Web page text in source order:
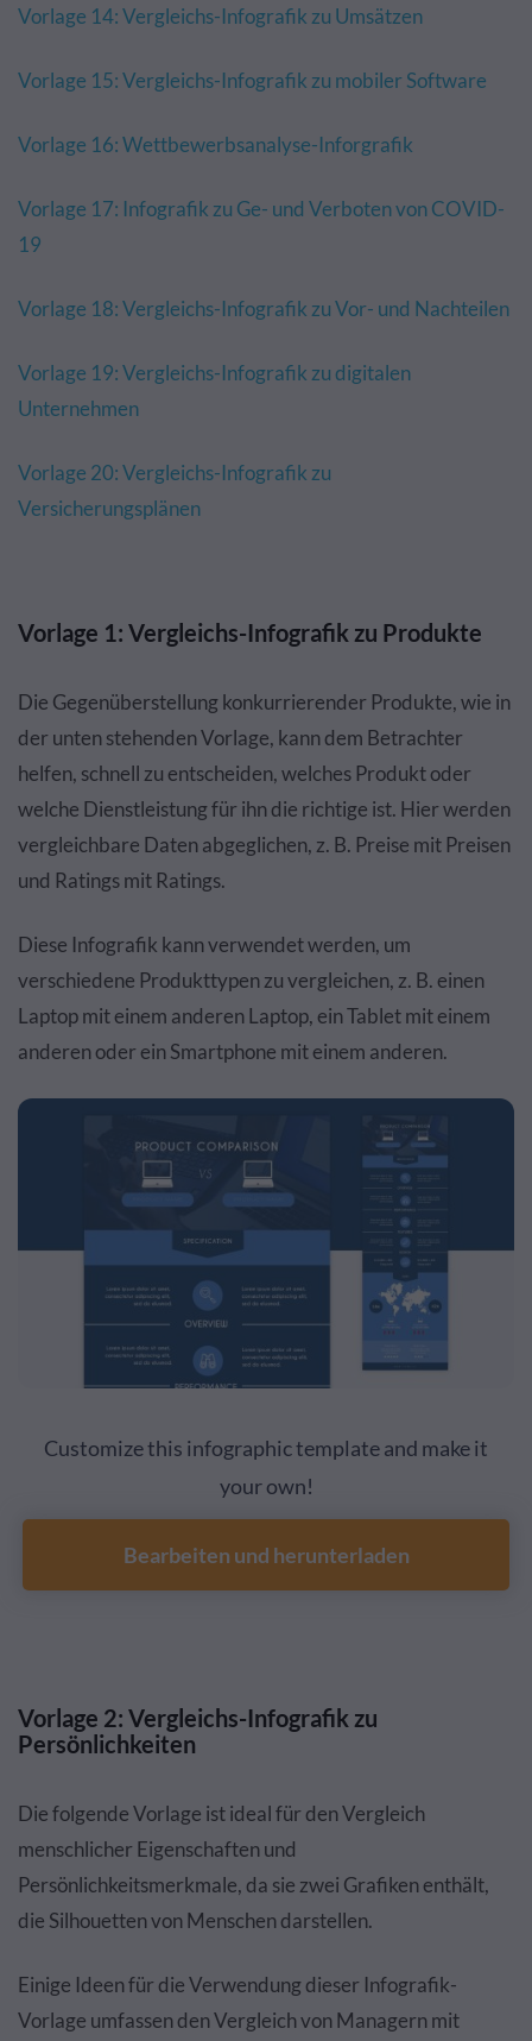
Vorlage 14: Vergleichs-Infografik zu Umsätzen
Vorlage 15: Vergleichs-Infografik zu mobiler Software
Vorlage 16: Wettbewerbsanalyse-Inforgrafik
Vorlage 17: Infografik zu Ge- und Verboten von COVID-
19
Vorlage 18: Vergleichs-Infografik zu Vor- und Nachteilen
Vorlage 19: Vergleichs-Infografik zu digitalen
Unternehmen
Vorlage 20: Vergleichs-Infografik zu
Versicherungsplänen
Vorlage 1: Vergleichs-Infografik zu Produkte
Die Gegenüberstellung konkurrierender Produkte, wie in
der unten stehenden Vorlage, kann dem Betrachter
helfen, schnell zu entscheiden, welches Produkt oder
welche Dienstleistung für ihn die richtige ist. Hier werden
vergleichbare Daten abgeglichen, z. B. Preise mit Preisen
und Ratings mit Ratings.
Diese Infografik kann verwendet werden, um
verschiedene Produkttypen zu vergleichen, z. B. einen
Laptop mit einem anderen Laptop, ein Tablet mit einem
anderen oder ein Smartphone mit einem anderen.
Customize this infographic template and make it
your own!
Bearbeiten und herunterladen
Vorlage 2: Vergleichs-Infografik zu
Persönlichkeiten
Die folgende Vorlage ist ideal für den Vergleich
menschlicher Eigenschaften und
Persönlichkeitsmerkmale, da sie zwei Grafiken enthält,
die Silhouetten von Menschen darstellen.
Einige Ideen für die Verwendung dieser Infografik-
Vorlage umfassen den Vergleich von Managern mit